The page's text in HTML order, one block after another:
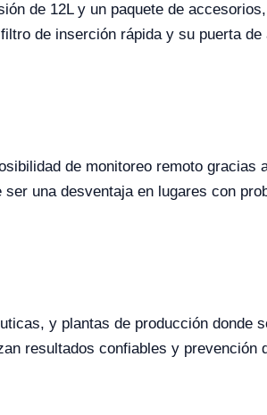
de 12L y un paquete de
de inserción rápida y su puerta de
de monitoreo remoto gracias
una desventaja en lugares con
y plantas de producción donde
resultados confiables y prevención